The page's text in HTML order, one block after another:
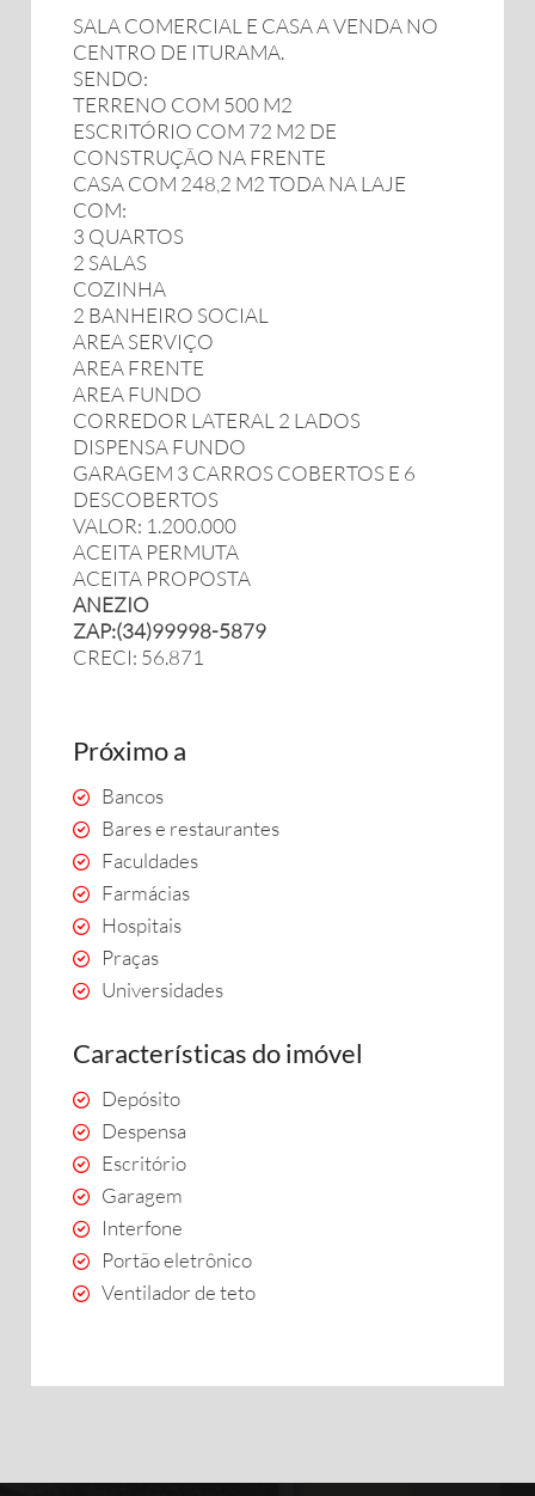
SALA COMERCIAL E CASA A VENDA NO
CENTRO DE ITURAMA.
SENDO:
TERRENO COM 500 M2
ESCRITÓRIO COM 72 M2 DE
CONSTRUÇÃO NA FRENTE
CASA COM 248,2 M2 TODA NA LAJE
COM:
3 QUARTOS
2 SALAS
COZINHA
2 BANHEIRO SOCIAL
AREA SERVIÇO
AREA FRENTE
AREA FUNDO
CORREDOR LATERAL 2 LADOS
DISPENSA FUNDO
GARAGEM 3 CARROS COBERTOS E 6
DESCOBERTOS
VALOR: 1.200.000
ACEITA PERMUTA
ACEITA PROPOSTA
ANEZIO
ZAP:(34)99998-5879
CRECI: 56.871
Próximo a
Bancos
Bares e restaurantes
Faculdades
Farmácias
Hospitais
Praças
Universidades
Características do imóvel
Depósito
Despensa
Escritório
Garagem
Interfone
Portão eletrônico
Ventilador de teto